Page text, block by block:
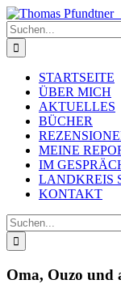
Zum
Inhalt
springen
Suche
nach:
STARTSEITE
ÜBER MICH
AKTUELLES
BÜCHER
MEINE
IM
LANDKREIS
KONTAKT
Suche
nach:
Oma, Ouzo und